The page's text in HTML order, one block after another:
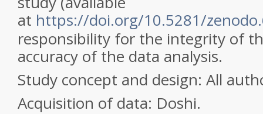
at https://doi.org/10.5281/
responsibility for the integrity of
accuracy of the data analysis.
Study concept and design: All
Acquisition of data: Doshi.